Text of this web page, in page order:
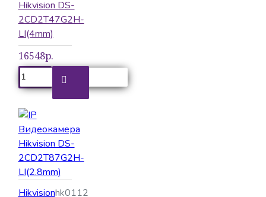
Hikvision DS-
2CD2T47G2H-
LI(4mm)
16548р.
Hikvisionhk0112